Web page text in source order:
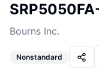
Bourns Inc.
Nonstandard